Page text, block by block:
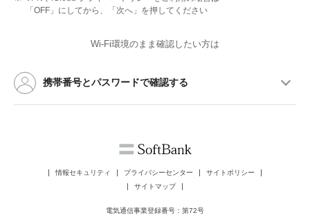
「OFF」にしてから、
「次へ」を押してください
Wi-Fi環境のまま確認したい方は
携帯番号とパスワードで確認する
情報セキュリティ プライバシーセンター
サイトポリシー
サイトマップ
電気通信事業登録番号：第72号